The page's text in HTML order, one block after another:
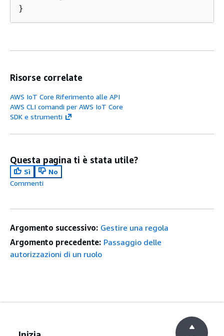
}
Risorse correlate
AWS IoT Core Riferimento alle API
AWS CLI comandi per AWS IoT Core
SDK e strumenti
Questa pagina ti è stata utile?
Sì
No
Commenti
Argomento successivo: Gestire una regola
Argomento precedente: Passaggio delle
autorizzazioni di un ruolo